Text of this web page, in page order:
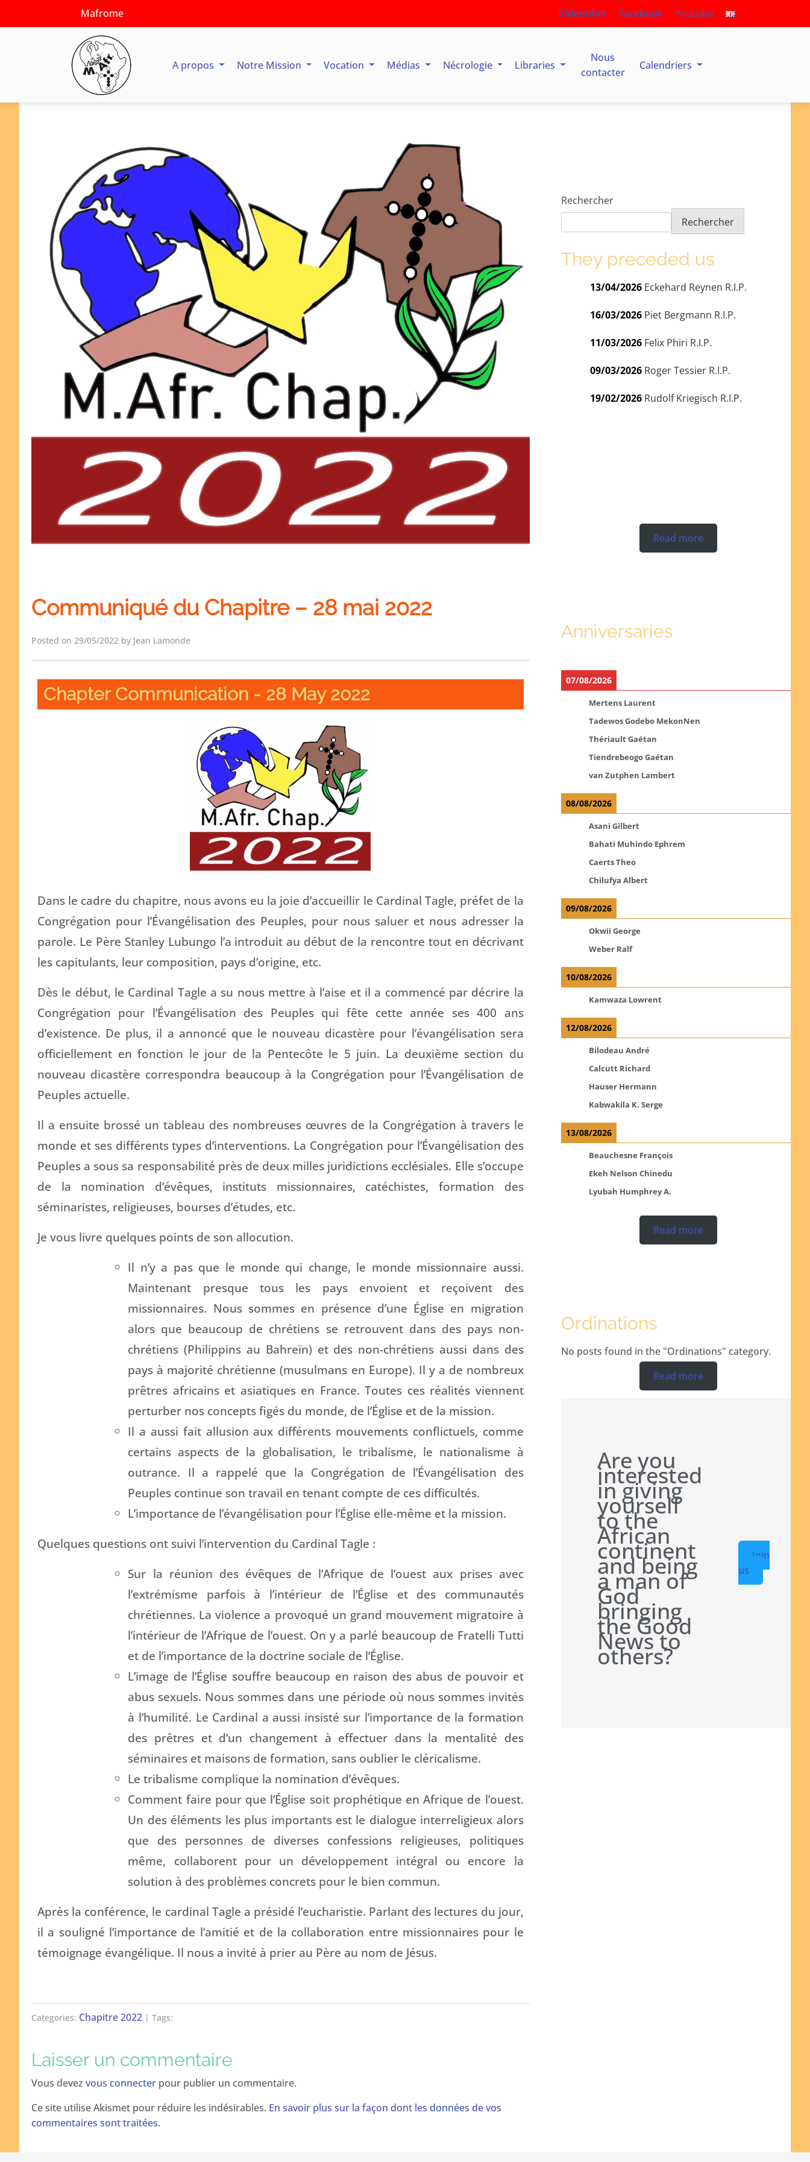
Mafrome S’identifier Facebook Youtube
A propos Notre Mission Vocation Médias Nécrologie Libraries
Nous
contacter
Calendriers
Communiqué du Chapitre – 28 mai 2022
Posted on 29/05/2022 by Jean Lamonde
Chapter Communication - 28 May 2022
Dans le cadre du chapitre, nous avons eu la joie d’accueillir le Cardinal Tagle, préfet de la
Congrégation pour l’Évangélisation des Peuples, pour nous saluer et nous adresser la
parole. Le Père Stanley Lubungo l’a introduit au début de la rencontre tout en décrivant
les capitulants, leur composition, pays d’origine, etc.
Dès le début, le Cardinal Tagle a su nous mettre à l’aise et il a commencé par décrire la
Congrégation pour l’Évangélisation des Peuples qui fête cette année ses 400 ans
d’existence. De plus, il a annoncé que le nouveau dicastère pour l’évangélisation sera
officiellement en fonction le jour de la Pentecôte le 5 juin. La deuxième section du
nouveau dicastère correspondra beaucoup à la Congrégation pour l’Évangélisation de
Peuples actuelle.
Il a ensuite brossé un tableau des nombreuses œuvres de la Congrégation à travers le
monde et ses différents types d’interventions. La Congrégation pour l’Évangélisation des
Peuples a sous sa responsabilité près de deux milles juridictions ecclésiales. Elle s’occupe
de la nomination d’évêques, instituts missionnaires, catéchistes, formation des
séminaristes, religieuses, bourses d’études, etc.
Je vous livre quelques points de son allocution.
Il n’y a pas que le monde qui change, le monde missionnaire aussi.
Maintenant presque tous les pays envoient et reçoivent des
missionnaires. Nous sommes en présence d’une Église en migration
alors que beaucoup de chrétiens se retrouvent dans des pays non-
chrétiens (Philippins au Bahreïn) et des non-chrétiens aussi dans des
pays à majorité chrétienne (musulmans en Europe). Il y a de nombreux
prêtres africains et asiatiques en France. Toutes ces réalités viennent
perturber nos concepts figés du monde, de l’Église et de la mission.
Il a aussi fait allusion aux différents mouvements conflictuels, comme
certains aspects de la globalisation, le tribalisme, le nationalisme à
outrance. Il a rappelé que la Congrégation de l’Évangélisation des
Peuples continue son travail en tenant compte de ces difficultés.
L’importance de l’évangélisation pour l’Église elle-même et la mission.
Quelques questions ont suivi l’intervention du Cardinal Tagle :
Sur la réunion des évêques de l’Afrique de l’ouest aux prises avec
l’extrémisme parfois à l’intérieur de l’Église et des communautés
chrétiennes. La violence a provoqué un grand mouvement migratoire à
l’intérieur de l’Afrique de l’ouest. On y a parlé beaucoup de Fratelli Tutti
et de l’importance de la doctrine sociale de l’Église.
L’image de l’Église souffre beaucoup en raison des abus de pouvoir et
abus sexuels. Nous sommes dans une période où nous sommes invités
à l’humilité. Le Cardinal a aussi insisté sur l’importance de la formation
des prêtres et d’un changement à effectuer dans la mentalité des
séminaires et maisons de formation, sans oublier le cléricalisme.
Le tribalisme complique la nomination d’évêques.
Comment faire pour que l’Église soit prophétique en Afrique de l’ouest.
Un des éléments les plus importants est le dialogue interreligieux alors
que des personnes de diverses confessions religieuses, politiques
même, collaborent pour un développement intégral ou encore la
solution à des problèmes concrets pour le bien commun.
Après la conférence, le cardinal Tagle a présidé l’eucharistie. Parlant des lectures du jour,
il a souligné l’importance de l’amitié et de la collaboration entre missionnaires pour le
témoignage évangélique. Il nous a invité à prier au Père au nom de Jésus.
Categories: Chapitre 2022 | Tags:
Laisser un commentaire
Vous devez vous connecter pour publier un commentaire.
Ce site utilise Akismet pour réduire les indésirables. En savoir plus sur la façon dont les données de vos
commentaires sont traitées.
Rechercher
Rechercher
They preceded us
13/04/2026 Eckehard Reynen R.I.P.
16/03/2026 Piet Bergmann R.I.P.
11/03/2026 Felix Phiri R.I.P.
09/03/2026 Roger Tessier R.I.P.
19/02/2026 Rudolf Kriegisch R.I.P.
Read more
Anniversaries
07/08/2026
Mertens Laurent
Tadewos Godebo MekonNen
Thériault Gaétan
Tiendrebeogo Gaétan
van Zutphen Lambert
08/08/2026
Asani Gilbert
Bahati Muhindo Ephrem
Caerts Theo
Chilufya Albert
09/08/2026
Okwii George
Weber Ralf
10/08/2026
Kamwaza Lowrent
12/08/2026
Bilodeau André
Calcutt Richard
Hauser Hermann
Kabwakila K. Serge
13/08/2026
Beauchesne François
Ekeh Nelson Chinedu
Lyubah Humphrey A.
Read more
Ordinations
No posts found in the "Ordinations" category.
Read more
Are you
interested
in giving
yourself
to the
African
continent
and being
a man of
God
bringing
the Good
News to
others?
Join
us